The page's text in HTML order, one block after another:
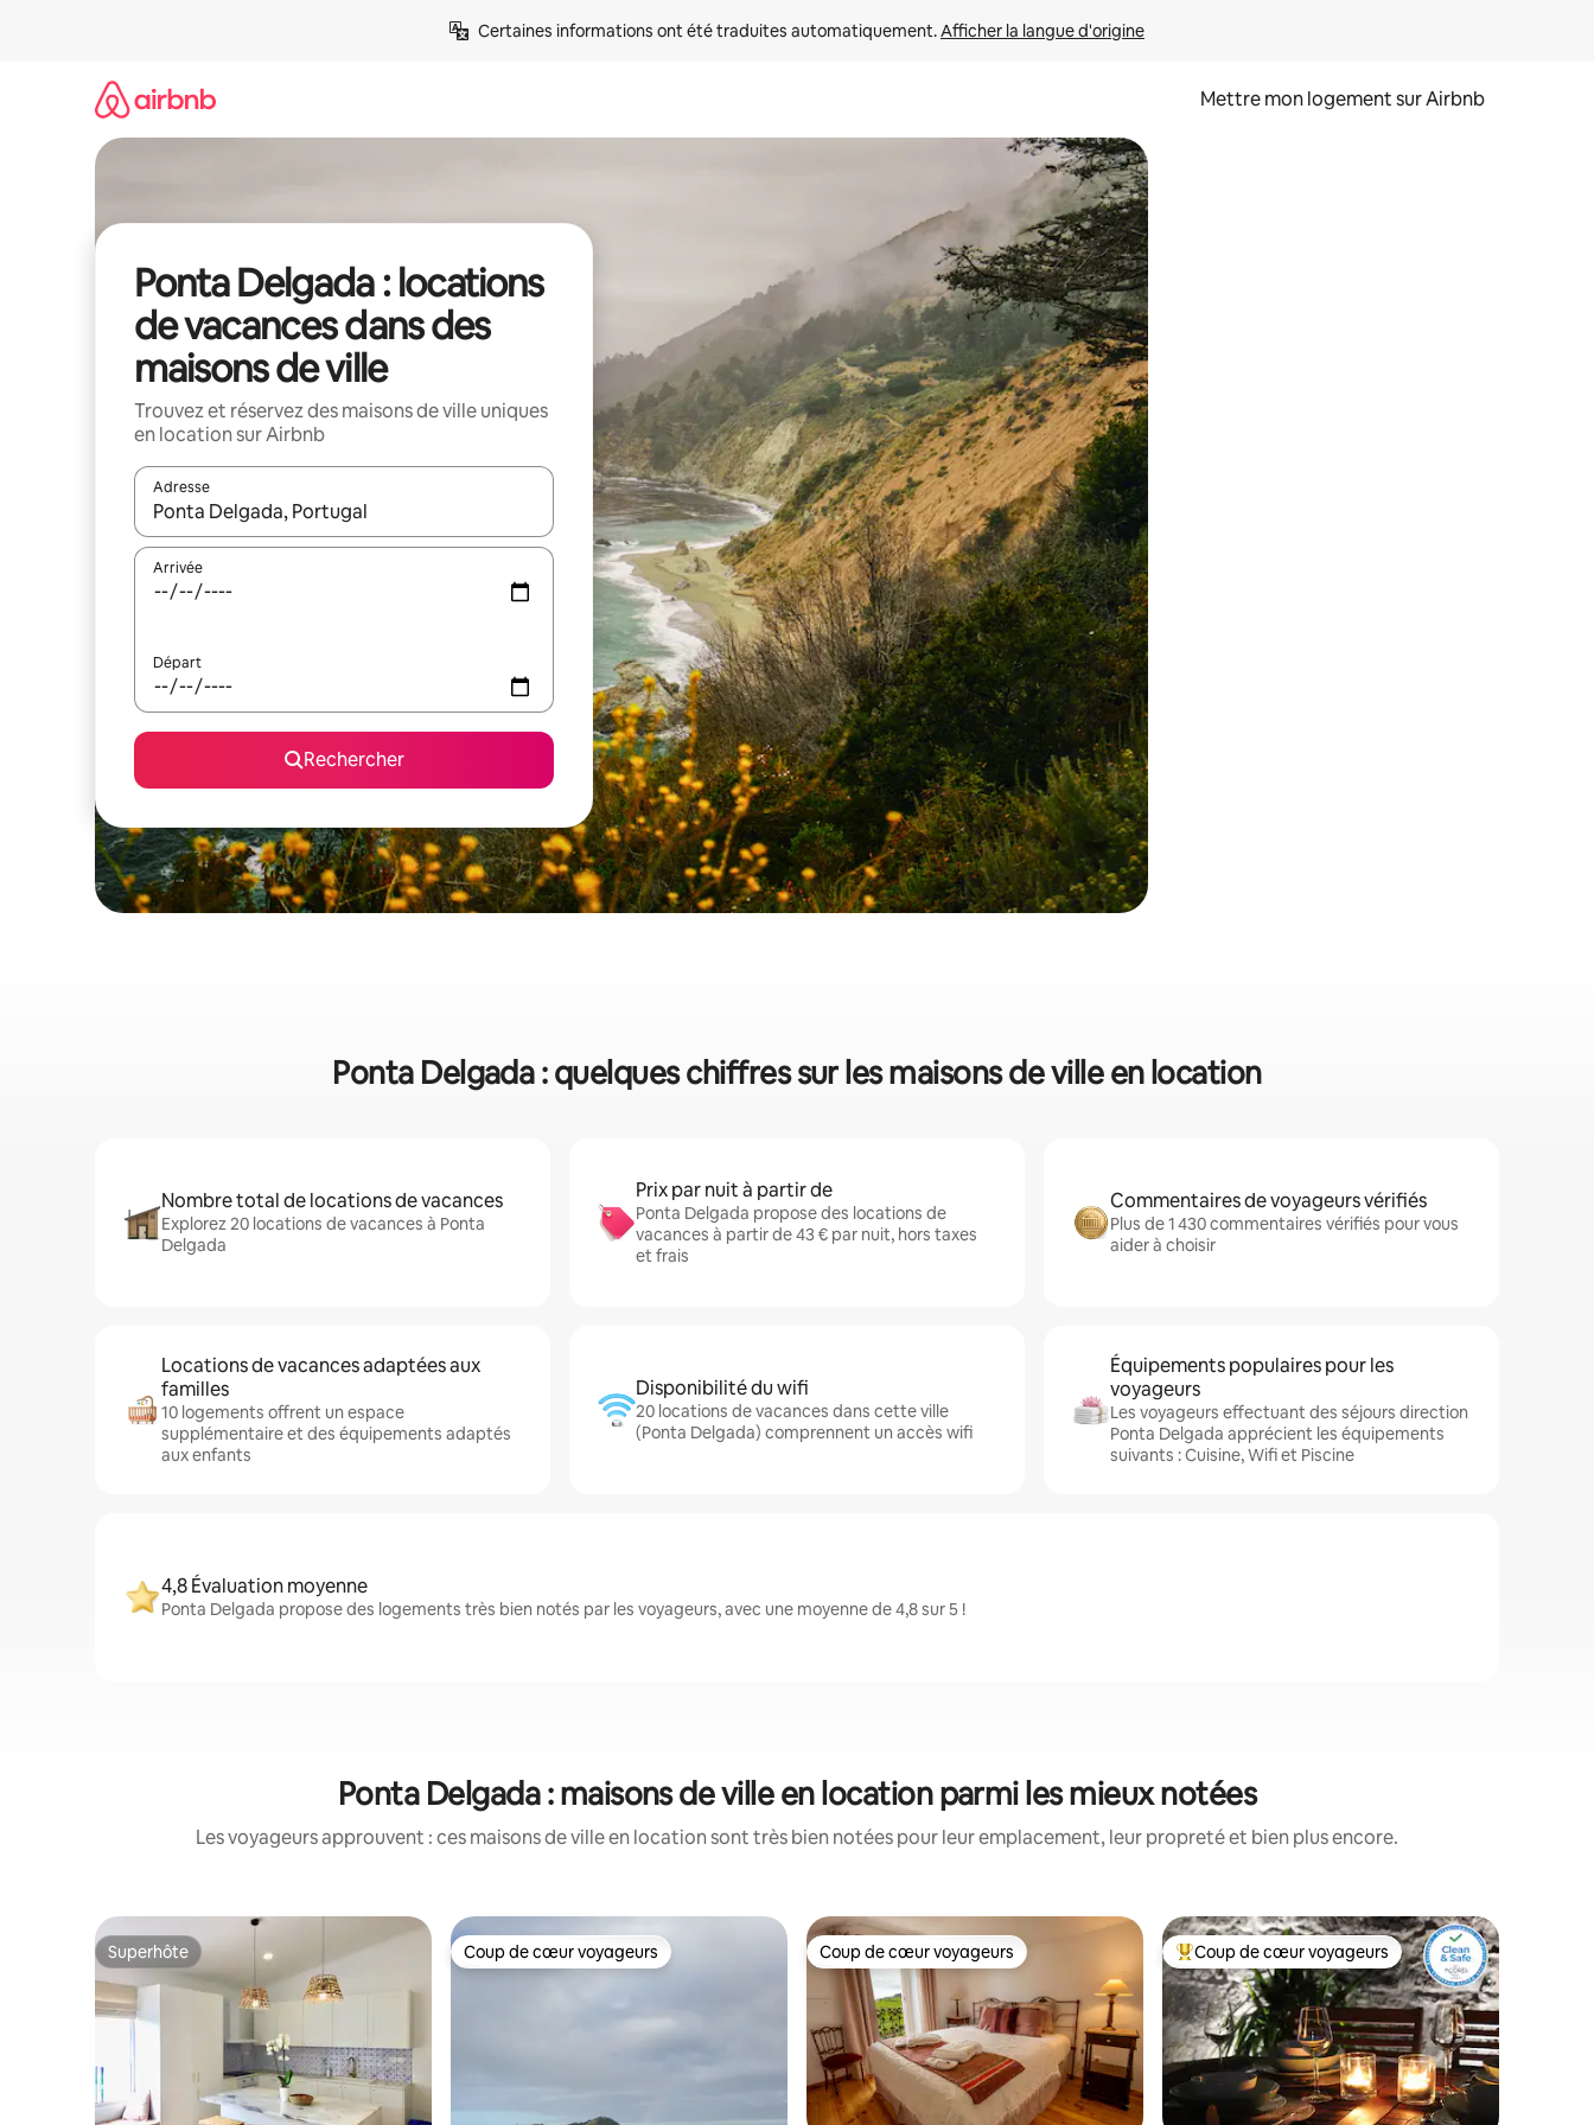
Certaines informations ont été traduites automatiquement. Afficher la langue d'origine
Mettre mon logement sur Airbnb
Ponta Delgada : locations
de vacances dans des
maisons de ville
Trouvez et réservez des maisons de ville uniques
en location sur Airbnb
Adresse
Lorsque les résultats s'affichent, utilisez les flèches vers le haut et vers le bas pour les parcourir ou en appuyant et en faisant glisser.
Arrivée
Départ
Rechercher
Ponta Delgada : quelques chiffres sur les maisons de ville en location
Nombre total de locations de vacances
Explorez 20 locations de vacances à Ponta
Delgada
Prix par nuit à partir de
Ponta Delgada propose des locations de
vacances à partir de 43 € par nuit, hors taxes
et frais
Commentaires de voyageurs vérifiés
Plus de 1 430 commentaires vérifiés pour vous
aider à choisir
Locations de vacances adaptées aux
familles
10 logements offrent un espace
supplémentaire et des équipements adaptés
aux enfants
Disponibilité du wifi
20 locations de vacances dans cette ville
(Ponta Delgada) comprennent un accès wifi
Équipements populaires pour les
voyageurs
Les voyageurs effectuant des séjours direction
Ponta Delgada apprécient les équipements
suivants : Cuisine, Wifi et Piscine
4,8 Évaluation moyenne
Ponta Delgada propose des logements très bien notés par les voyageurs, avec une moyenne de 4,8 sur 5 !
Ponta Delgada : maisons de ville en location parmi les mieux notées
Les voyageurs approuvent : ces maisons de ville en location sont très bien notées pour leur emplacement, leur propreté et bien plus encore.
Superhôte
Superhôte Coup de cœur voyageurs
Coup de cœur voyageurs Coup de cœur voyageurs
Coup de cœur voyageurs Coups de cœur voyageurs les plus appréciés
Coup de cœur voyageurs